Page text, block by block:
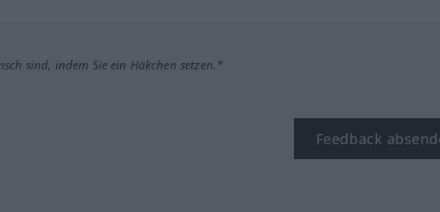
sind, indem Sie ein Häkchen setzen.*
Feedback